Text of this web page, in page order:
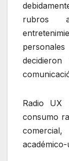
rubros
Radio UX
consumo